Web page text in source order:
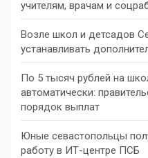
учителям, врачам и
Возле школ и детсадов
устанавливать
По 5 тысяч рублей на
автоматически:
порядок выплат
Юные севастопольцы
работу в ИТ-центре ПСБ